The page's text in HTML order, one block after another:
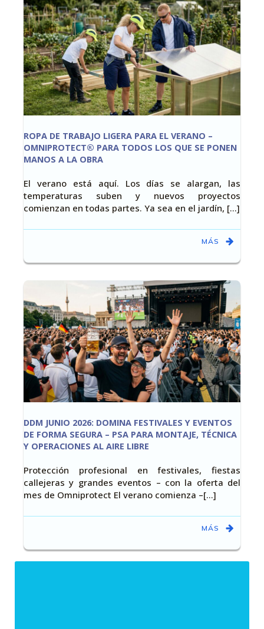
ROPA DE TRABAJO LIGERA PARA EL VERANO –
OMNIPROTECT® PARA TODOS LOS QUE SE PONEN
MANOS A LA OBRA
El verano está aquí. Los días se alargan, las
temperaturas suben y nuevos proyectos
comienzan en todas partes. Ya sea en el jardín, [...]
MÁS
DDM JUNIO 2026: DOMINA FESTIVALES Y EVENTOS
DE FORMA SEGURA – PSA PARA MONTAJE, TÉCNICA
Y OPERACIONES AL AIRE LIBRE
Protección profesional en festivales, fiestas
callejeras y grandes eventos – con la oferta del
mes de Omniprotect El verano comienza –[…]
MÁS